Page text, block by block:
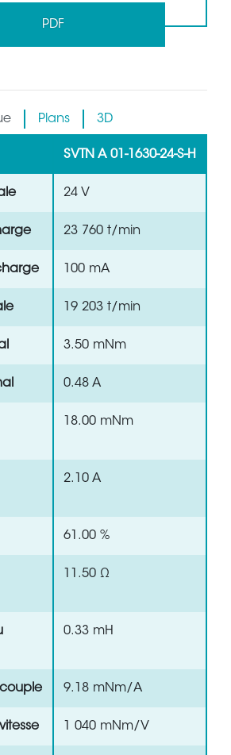
PDF
Plans 3D
SVTN A 01-1630-24-S-H
24 V
23 760 t/min
100 mA
19 203 t/min
3.50 mNm
0.48 A
18.00 mNm
2.10 A
61.00 %
11.50 Ω
0.33 mH
9.18 mNm/A
1 040 mNm/V